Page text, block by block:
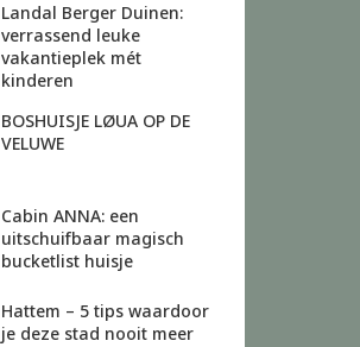
Landal Berger Duinen:
verrassend leuke
vakantieplek mét
kinderen
BOSHUISJE LØUA OP DE
VELUWE
Cabin ANNA: een
uitschuifbaar magisch
bucketlist huisje
Hattem – 5 tips waardoor
je deze stad nooit meer